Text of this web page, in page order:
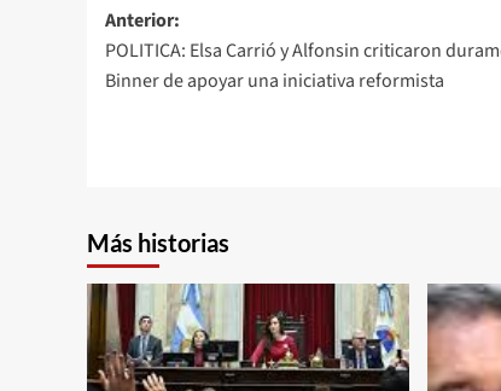
Navegación
de
entradas
Anterior:
POLITICA: Elsa Carrió y Alfonsin criticaron
Binner de apoyar una iniciativa reformista
Más historias